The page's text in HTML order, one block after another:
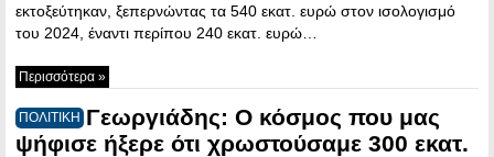
εκτοξεύτηκαν, ξεπερνώντας τα 540 εκατ. ευρώ στον ισολογισμό
του 2024, έναντι περίπου 240 εκατ. ευρώ…
Περισσότερα »
ΠΟΛΙΤΙΚΗ Γεωργιάδης: Ο κόσμος που μας
ψήφισε ήξερε ότι χρωστούσαμε 300 εκατ.